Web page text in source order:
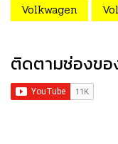
Volkwagen
ติดตามช่องขอ